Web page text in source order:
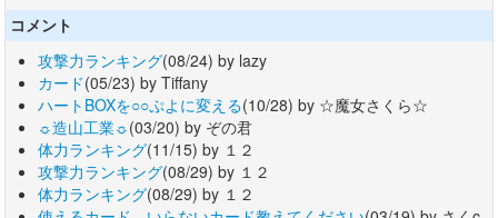
コメント
攻撃力ランキング(08/24) by lazy
カード(05/23) by Tiffany
ハートBOXを○○ぷよに変える(10/28) by ☆魔女さくら☆
☼造山工業☼(03/20) by ぞの君
体力ランキング(11/15) by １２
攻撃力ランキング(08/29) by １２
体力ランキング(08/29) by １２